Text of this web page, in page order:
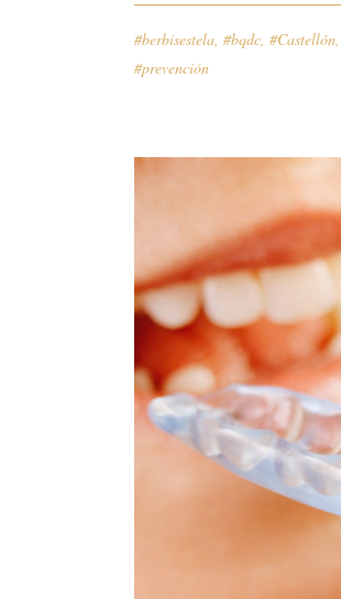
#berbisestela, #bqdc, #Castellón,
#prevención